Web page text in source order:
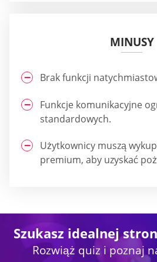
MINUSY
Brak funkcji
Funkcje komunikacyjne
standardowych.
Użytkownicy muszą
premium, aby uzyskać
Szukasz idealnej
Rozwiąż quiz i poznaj